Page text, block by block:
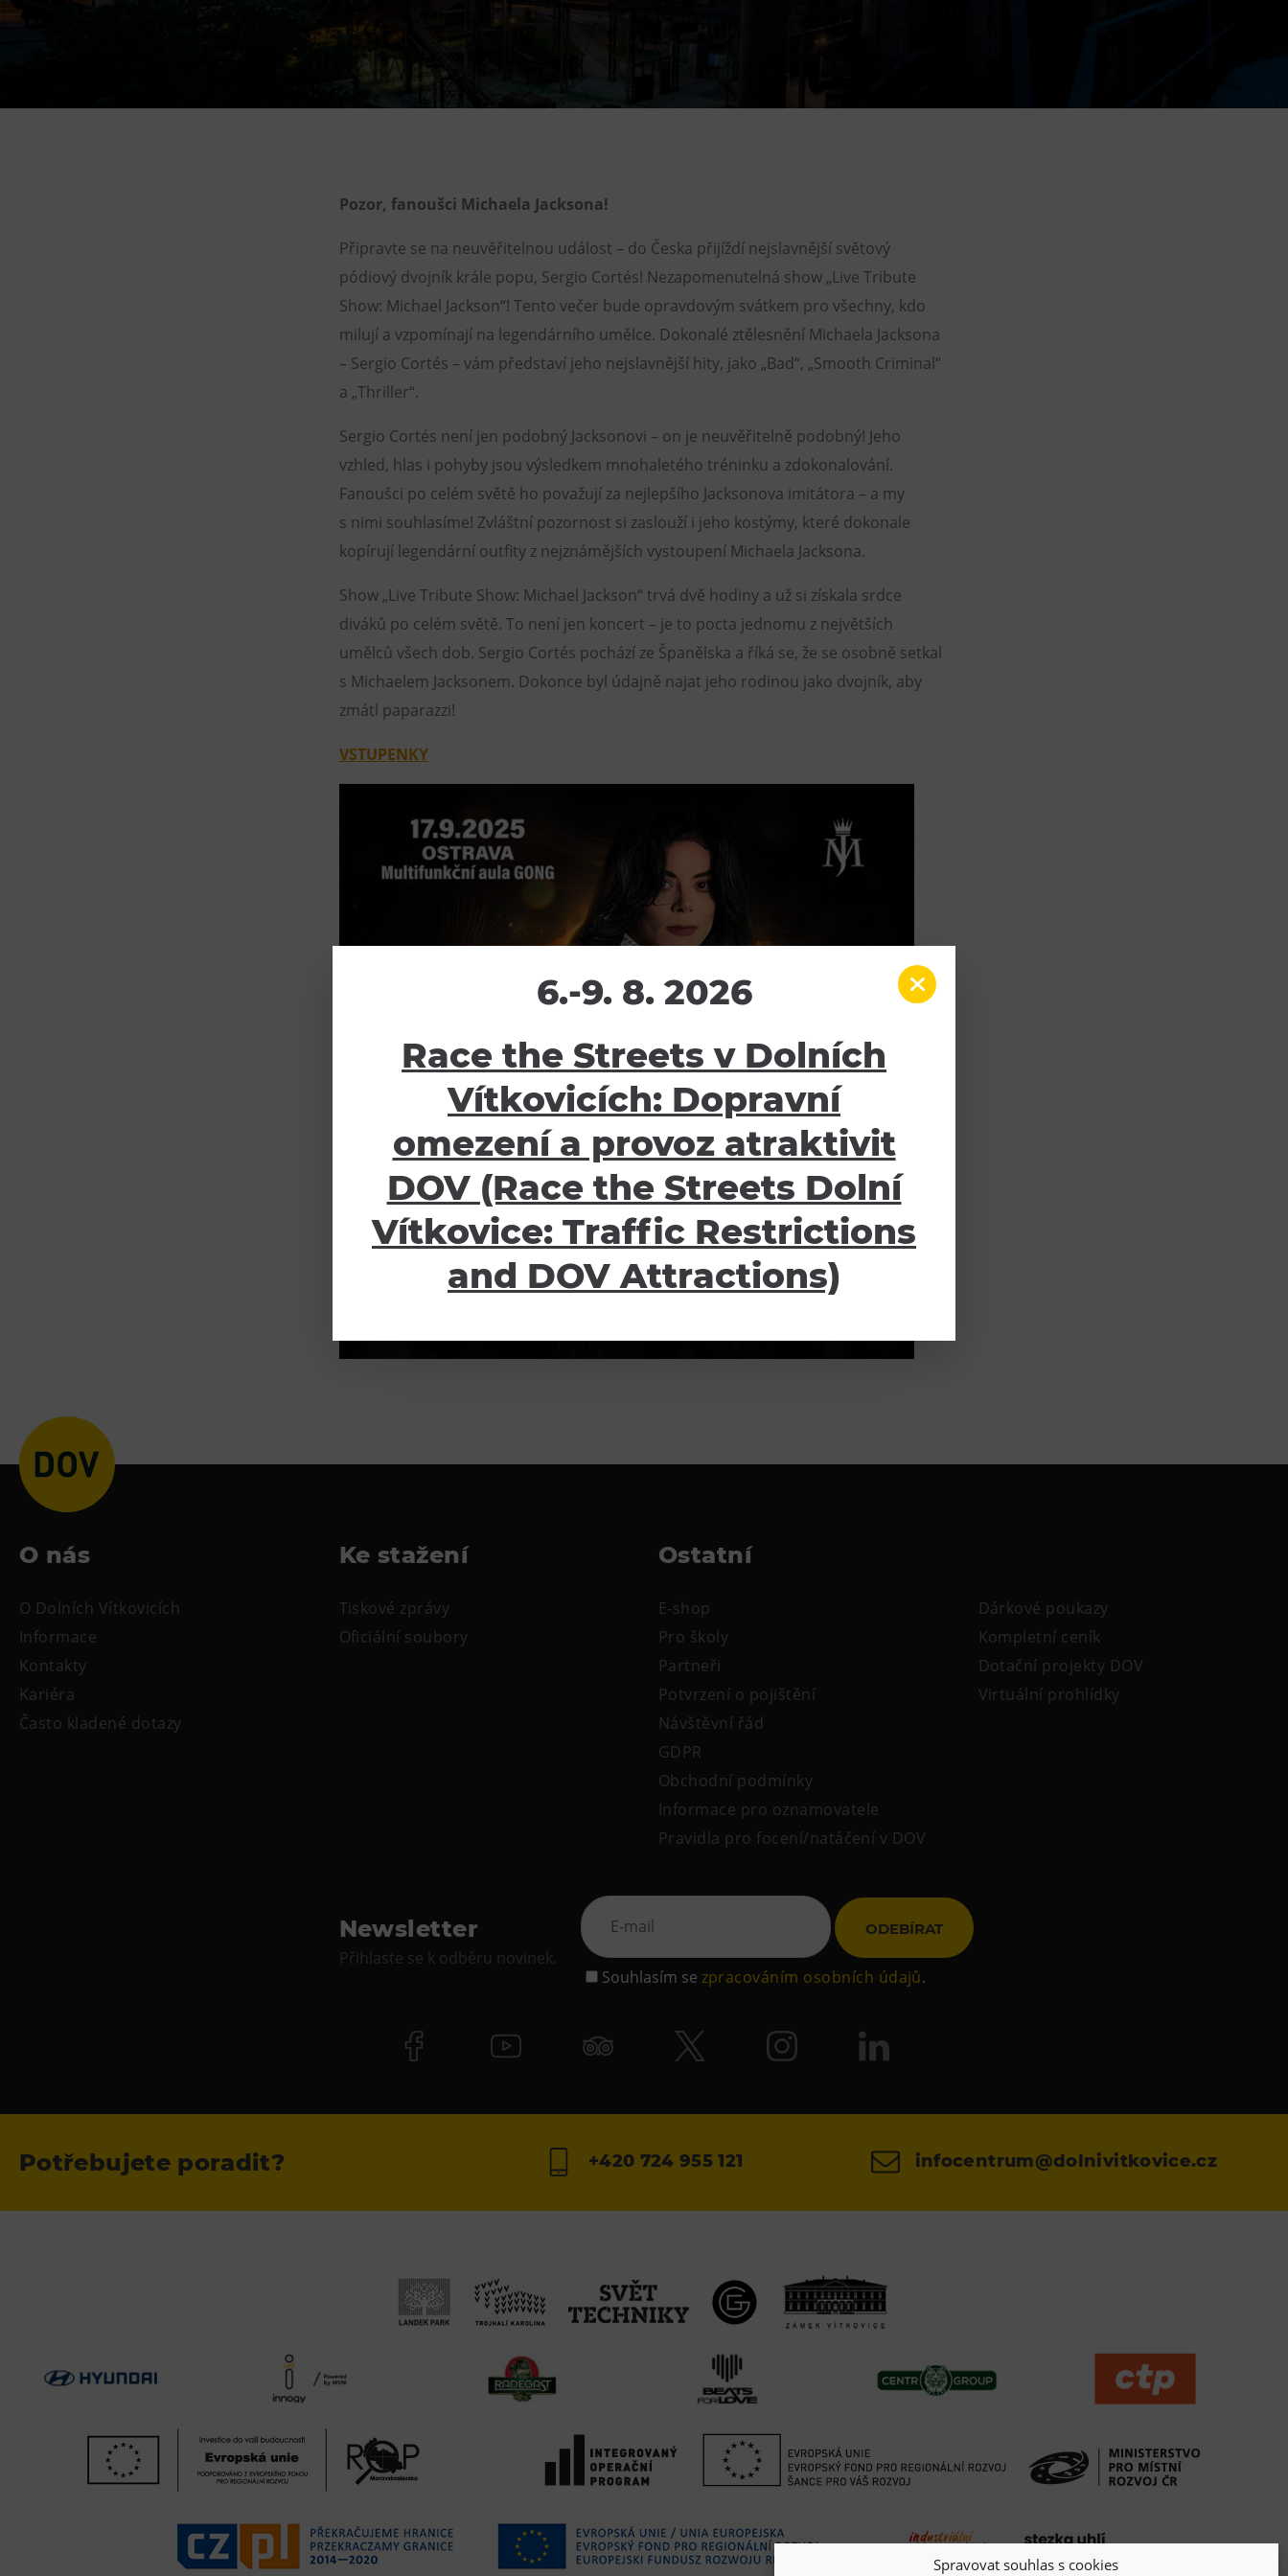
Spravovat souhlas s cookies
Heligonka
Pozor, fanoušci Michaela Jacksona!
Připravte se na neuvěřitelnou událost – do Česka přijíždí nejslavnější světový
pódiový dvojník krále popu, Sergio Cortés! Nezapomenutelná show „Live Tribute
Show: Michael Jackson“! Tento večer bude opravdovým svátkem pro všechny, kdo
milují a vzpomínají na legendárního umělce. Dokonalé ztělesnění Michaela Jacksona
– Sergio Cortés – vám představí jeho nejslavnější hity, jako „Bad“, „Smooth Criminal“
a „Thriller“.
Sergio Cortés není jen podobný Jacksonovi – on je neuvěřitelně podobný! Jeho
vzhled, hlas i pohyby jsou výsledkem mnohaletého tréninku a zdokonalování.
Fanoušci po celém světě ho považují za nejlepšího Jacksonova imitátora – a my
s nimi souhlasíme! Zvláštní pozornost si zaslouží i jeho kostýmy, které dokonale
kopírují legendární outfity z nejznámějších vystoupení Michaela Jacksona.
Show „Live Tribute Show: Michael Jackson“ trvá dvě hodiny a už si získala srdce
diváků po celém světě. To není jen koncert – je to pocta jednomu z největších
umělců všech dob. Sergio Cortés pochází ze Španělska a říká se, že se osobně setkal
s Michaelem Jacksonem. Dokonce byl údajně najat jeho rodinou jako dvojník, aby
zmátl paparazzi!
VSTUPENKY
O nás
O Dolních Vítkovicích
Informace
Kontakty
Kariéra
Často kladené dotazy
Ke stažení
Tiskové zprávy
Oficiální soubory
Ostatní
E-shop
Pro školy
Partneři
Potvrzení o pojištění
Návštěvní řád
GDPR
Obchodní podmínky
Informace pro oznamovatele
Pravidla pro focení/natáčení v DOV
Dárkové poukazy
Kompletní ceník
Dotační projekty DOV
Virtuální prohlídky
Newsletter
Přihlaste se k odběru novinek.
ODEBÍRAT
Souhlasím se zpracováním osobních údajů.
Potřebujete poradit? +420 724 955 121 infocentrum@dolnivitkovice.cz
6.-9. 8. 2026
Race the Streets v Dolních
Vítkovicích: Dopravní
omezení a provoz atraktivit
DOV (Race the Streets Dolní
Vítkovice: Traffic Restrictions
and DOV Attractions)